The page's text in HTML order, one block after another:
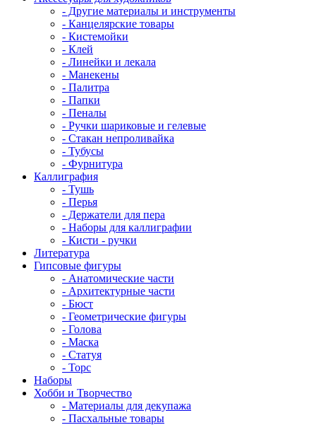
- Другие материалы и инструменты
- Канцелярские товары
- Кистемойки
- Клей
- Линейки и лекала
- Манекены
- Палитра
- Папки
- Пеналы
- Ручки шариковые и гелевые
- Стакан непроливайка
- Тубусы
- Фурнитура
Каллиграфия
- Тушь
- Перья
- Держатели для пера
- Наборы для каллиграфии
- Кисти - ручки
Литература
Гипсовые фигуры
- Анатомические части
- Архитектурные части
- Бюст
- Геометрические фигуры
- Голова
- Маска
- Статуя
- Торс
Наборы
Хобби и Творчество
- Материалы для декупажа
- Пасхальные товары